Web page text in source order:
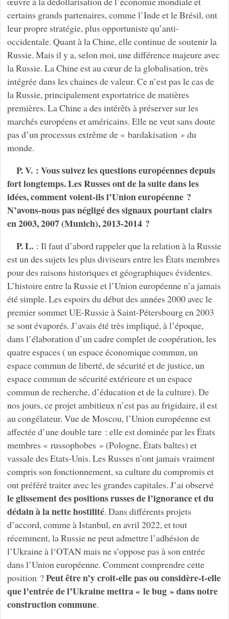
certains grands partenaires, comme l’Inde et le Brésil, ont
leur propre stratégie, plus opportuniste qu’anti-
occidentale. Quant à la Chine, elle continue de soutenir la
Russie. Mais il y a, selon moi, une différence majeure avec
la Russie. La Chine est au cœur de la globalisation, très
intégrée dans les chaines de valeur. Ce n’est pas le cas de
la Russie, principalement exportatrice de matières
premières. La Chine a des intérêts à préserver sur les
marchés européens et américains. Elle ne veut sans doute
pas d’un processus extrême de « bardakisation » du
monde.
P. V. : Vous suivez les questions européennes depuis
fort longtemps. Les Russes ont de la suite dans les
idées, comment voient-ils l’Union européenne ?
N’avons-nous pas négligé des signaux pourtant clairs
en 2003, 2007 (Munich), 2013-2014 ?
P. L.: Il faut d’abord rappeler que la relation à la Russie
est un des sujets les plus diviseurs entre les États membres
pour des raisons historiques et géographiques évidentes.
L’histoire entre la Russie et l’Union européenne n’a jamais
été simple. Les espoirs du début des années 2000 avec le
premier sommet UE-Russie à Saint-Pétersbourg en 2003
se sont évaporés. J’avais été très impliqué, à l’époque,
dans l’élaboration d’un cadre complet de coopération, les
quatre espaces ( un espace économique commun, un
espace commun de liberté, de sécurité et de justice, un
espace commun de sécurité extérieure et un espace
commun de recherche, d’éducation et de la culture). De
nos jours, ce projet ambitieux n’est pas au frigidaire, il est
au congélateur. Vue de Moscou, l’Union européenne est
affectée d’une double tare : elle est dominée par les États
membres « russophobes » (Pologne, États baltes) et
vassale des Etats-Unis. Les Russes n’ont jamais vraiment
compris son fonctionnement, sa culture du compromis et
ont préféré traiter avec les grandes capitales. J’ai observé
le glissement des positions russes de l’ignorance et du
dédain à la nette hostilité. Dans différents projets
d’accord, comme à Istanbul, en avril 2022, et tout
récemment, la Russie ne peut admettre l’adhésion de
l’Ukraine à l‘OTAN mais ne s’oppose pas à son entrée
dans l’Union européenne. Comment comprendre cette
position ?Peut être n’y croit-elle pas ou considère-t-elle
que l’entrée de l’Ukraine mettra « le bug » dans notre
construction commune.